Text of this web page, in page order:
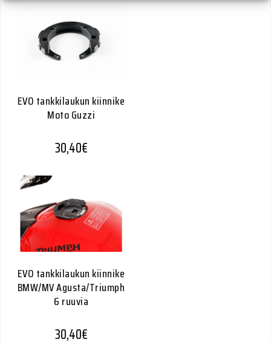
EVO tankkilaukun kiinnike
Moto Guzzi
30,40€
EVO tankkilaukun kiinnike
BMW/MV Agusta/Triumph
6 ruuvia
30,40€